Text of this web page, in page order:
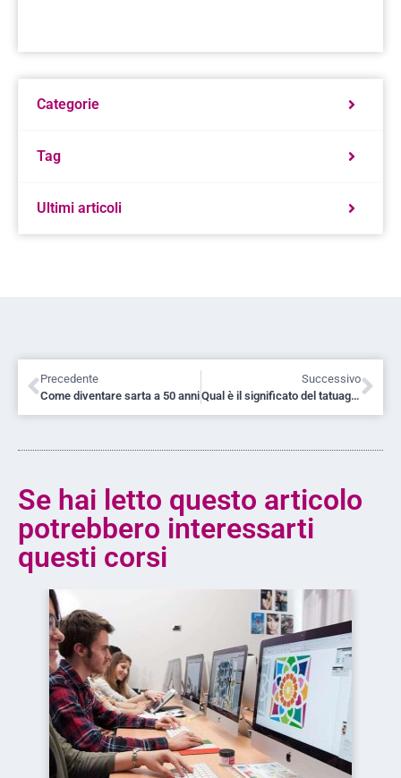
Categorie
Tag
Ultimi articoli
Precedente
Come diventare sarta a 50 anni
Successivo
Qual è il significato del tatuaggio con ancora, corde, cuore e timone?
Se hai letto questo articolo
potrebbero interessarti
questi corsi